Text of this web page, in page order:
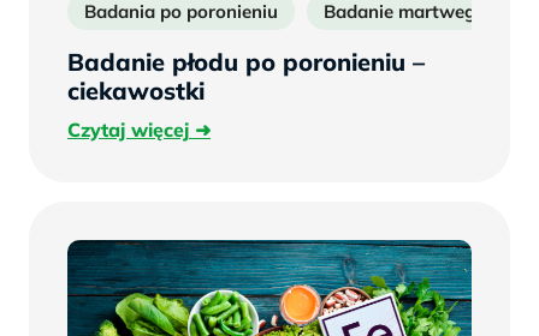
Badania po poronieniu Badanie martwego płodu
Badanie płodu po poronieniu –
ciekawostki
Czytaj więcejCzytaj